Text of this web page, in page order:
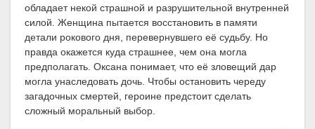
обладает некой страшной и разрушительной внутренней
силой. Женщина пытается восстановить в памяти
детали рокового дня, перевернувшего её судьбу. Но
правда окажется куда страшнее, чем она могла
предполагать. Оксана понимает, что её зловещий дар
могла унаследовать дочь. Чтобы остановить череду
загадочных смертей, героине предстоит сделать
сложный моральный выбор.